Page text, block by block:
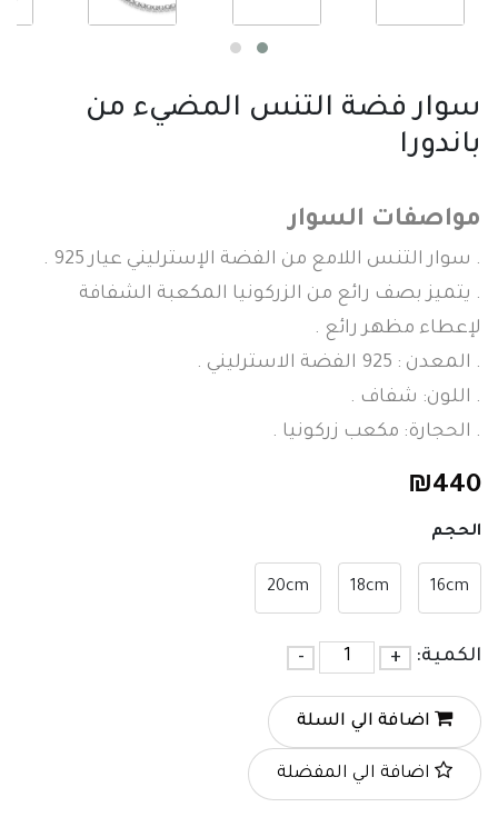
سوار فضة التنس المضيء من
باندورا
مواصفات السوار
. سوار التنس اللامع من الفضة الإسترليني عيار 925 .
. يتميز بصف رائع من الزركونيا المكعبة الشفافة
لإعطاء مظهر رائع .
. المعدن : 925 الفضة الاسترليني .
. اللون: شفاف .
. الحجارة: مكعب زركونيا .
₪440
الحجم
16cm
18cm
20cm
الكمية: +
-
اضافة الي السلة
اضافة الي المفضلة